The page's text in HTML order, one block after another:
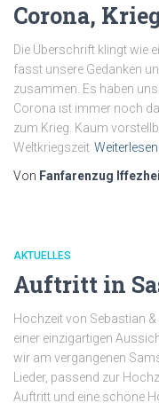
Corona,
Die Überschrift klingt wie
fasst unsere Gedanken
zusammen. Es haben
Corona ist immer noch
zum Krieg. Kaum
Weltkriegszeit Weiterlesen
Von Fanfarenzug
AKTUELLES
Auftritt in
Hochzeit von Sebastian
einer einzigartigen
wir am vergangenen
Lieder, passend zur
Auftritt und eine schöne